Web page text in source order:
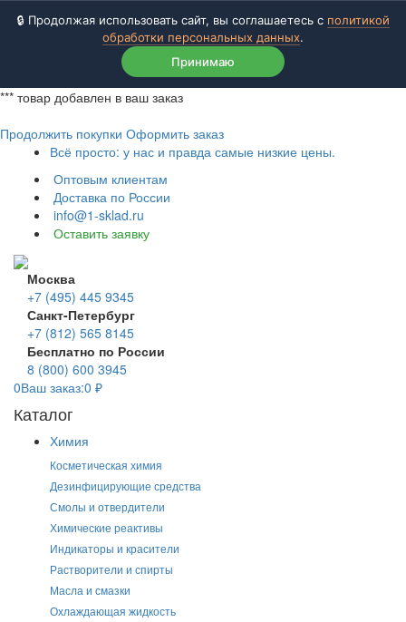
🔒 Продолжая использовать сайт, вы соглашаетесь с политикой
обработки персональных данных.
Принимаю
*** товар добавлен в ваш заказ
Продолжить покупки Оформить заказ
Всё просто: у нас и правда самые низкие цены.
Оптовым клиентам
Доставка по России
info@1-sklad.ru
Оставить заявку
Москва
+7 (495) 445 9345
Санкт-Петербург
+7 (812) 565 8145
Бесплатно по России
8 (800) 600 3945
0Ваш заказ:0 ₽
Каталог
Химия
Косметическая химия
Дезинфицирующие средства
Смолы и отвердители
Химические реактивы
Индикаторы и красители
Растворители и спирты
Масла и смазки
Охлаждающая жидкость